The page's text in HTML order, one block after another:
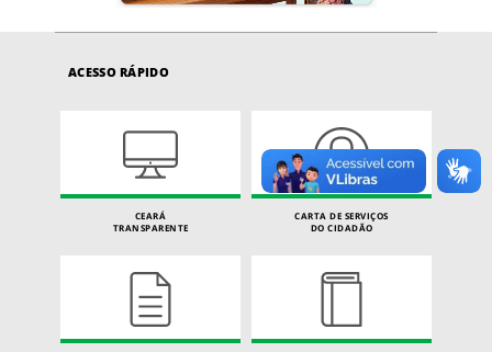
ACESSO RÁPIDO
CEARÁ
TRANSPARENTE
CARTA DE SERVIÇOS
DO CIDADÃO